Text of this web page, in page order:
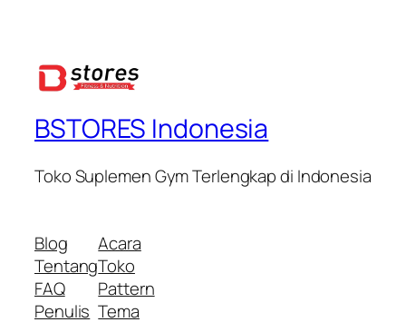
BSTORES Indonesia
Toko Suplemen Gym Terlengkap di Indonesia
Blog
Tentang
FAQ
Penulis
Acara
Toko
Pattern
Tema